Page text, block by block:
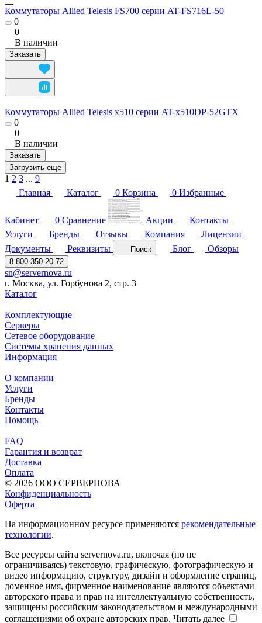
Коммутаторы Allied Telesis FS700 серии AT-FS716L-50
0
0
В наличии
Заказать
Коммутаторы Allied Telesis x510 серии AT-x510DP-52GTX
0
0
В наличии
Заказать
Загрузить еще
1 2 3 ... 9
Главная
Каталог 0 Корзина 0 Избранные
Кабинет 0 Сравнение Акции
Контакты
Услуги
Бренды Отзывы Компания
Лицензии
Документы
Реквизиты Поиск Блог Обзоры
8 800 350-20-72
sn@servernova.ru
г. Москва, ул. Горбунова 2, стр. 3
Каталог
Комплектующие
Серверы
Сетевое оборудование
Системы хранения данных
Информация
О компании
Услуги
Бренды
Контакты
Помощь
FAQ
Гарантия и возврат
Доставка
Оплата
© 2026 ООО СЕРВЕРНОВА
Конфиденциальность
Оферта
На информационном ресурсе применяются рекомендательные
технологии.
Все ресурсы сайта servernova.ru, включая (но не
ограничиваясь) текстовую, графическую, фотографическую и
видео информацию, структуру, дизайн и оформление страниц,
доменное имя, фирменное наименование являются объектами
авторского права и прав на интеллектуальную собственность,
защищены российским законодательством и международными
соглашениями об охране авторских прав. Читать далее